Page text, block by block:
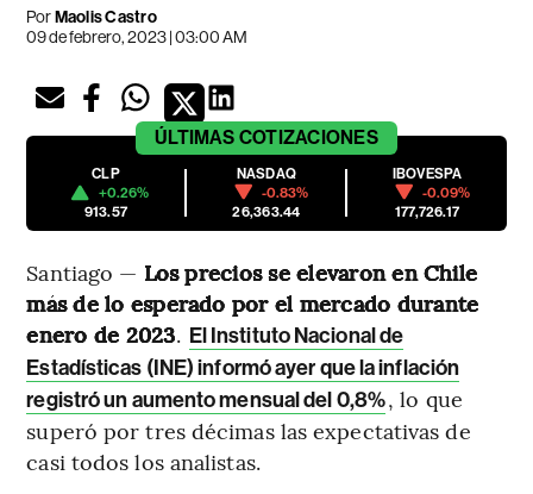
PorMaolis Castro
09 de febrero, 2023 | 03:00 AM
ÚLTIMAS COTIZACIONES
CLP
+0.26%
913.57
NASDAQ
-0.83%
26,363.44
IBOVESPA
-0.09%
177,726.17
Santiago — Los precios se elevaron en Chile
más de lo esperado por el mercado durante
enero de 2023. El Instituto Nacional de
Estadísticas (INE) informó ayer que la inflación
registró un aumento mensual del 0,8%, lo que
superó por tres décimas las expectativas de
casi todos los analistas.